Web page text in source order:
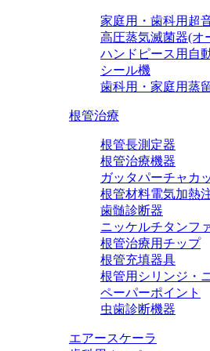
家庭用・歯科用超
高圧蒸気滅菌器(オ
ハンドピース用自
シール機
歯科用・家庭用蒸
根管治療
根管長測定器
根管治療機器
ガッタパーチャカ
根管材料電気加熱
歯髄診断器
ニッケルチタンフ
根管治療用チップ
根管充填器具
根管用シリンジ・
ペーパーポイント
虫歯診断機器
エアースケーラ